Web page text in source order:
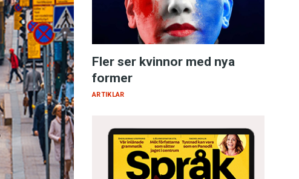
Fler ser kvinnor med nya
former
ARTIKLAR